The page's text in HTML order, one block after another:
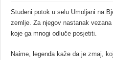
Studeni potok u selu Umoljani na
zemlje. Za njegov nastanak
koje ga mnogi odluče posjetiti.
Naime, legenda kaže da je zmaj,